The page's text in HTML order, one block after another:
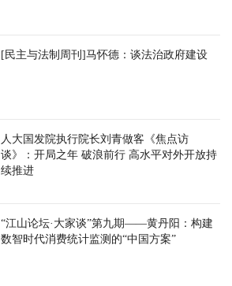
[民主与法制周刊]马怀德：谈法治政府建设
人大国发院执行院长刘青做客《焦点访
谈》：开局之年 破浪前行 高水平对外开放持
续推进
“江山论坛·大家谈”第九期——黄丹阳：构建
数智时代消费统计监测的“中国方案”